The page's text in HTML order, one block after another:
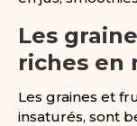
Les
riches en
Les graines et
insaturés, sont